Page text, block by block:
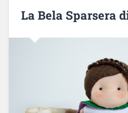
La Bela Sparsera